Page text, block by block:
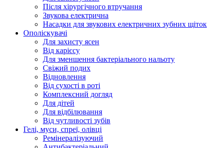
Після хірургічного втручання
Звукова електрична
Насадки для звукових електричних зубних щіток
Ополіскувачі
Для захисту ясен
Від карієсу
Для зменшення бактеріального нальоту
Свіжий подих
Відновлення
Від сухості в роті
Комплексний догляд
Для дітей
Для відбілювання
Від чутливості зубів
Гелі, муси, спреї, олівці
Ремінералізуючий